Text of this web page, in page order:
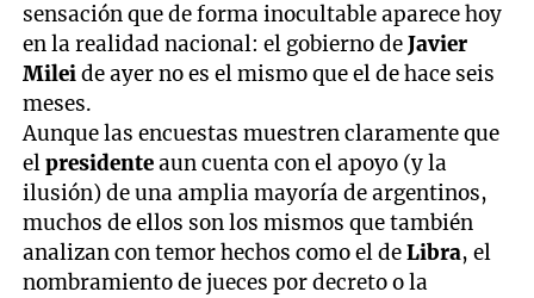
sensación que de forma inocultable aparece hoy
en la realidad nacional: el gobierno deJavier
Mileide ayer no es el mismo que el de hace seis
meses.
Aunque las encuestas muestren claramente que
elpresidenteaun cuenta con el apoyo (y la
ilusión) de una amplia mayoría de argentinos,
muchos de ellos son los mismos que también
analizan con temor hechos como el deLibra, el
nombramiento de jueces por decreto o la